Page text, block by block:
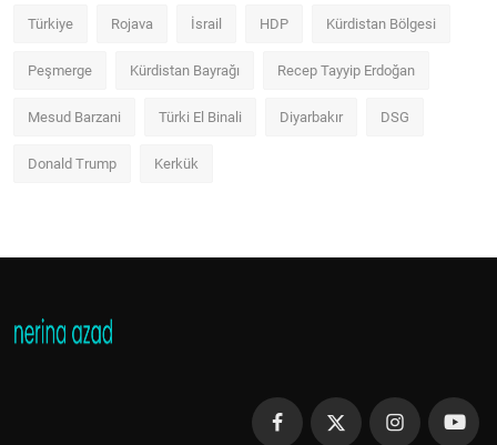
Türkiye Rojava İsrail HDP Kürdistan Bölgesi
Peşmerge Kürdistan Bayrağı Recep Tayyip Erdoğan
Mesud Barzani Türki El Binali Diyarbakır DSG
Donald Trump Kerkük